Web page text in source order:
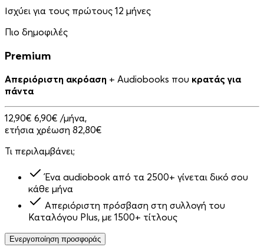
Ισχύει για τους πρώτους 12 μήνες
Πιο δημοφιλές
Premium
Απεριόριστη ακρόαση + Audiobooks που κρατάς για
πάντα
12,90€ 6,90€ /μήνα,
ετήσια χρέωση 82,80€
Τι περιλαμβάνει;
Ένα audiobook από τα 2500+ γίνεται δικό σου
κάθε μήνα
Απεριόριστη πρόσβαση στη συλλογή του
Καταλόγου Plus, με 1500+ τίτλους
Ενεργοποίηση προσφοράς